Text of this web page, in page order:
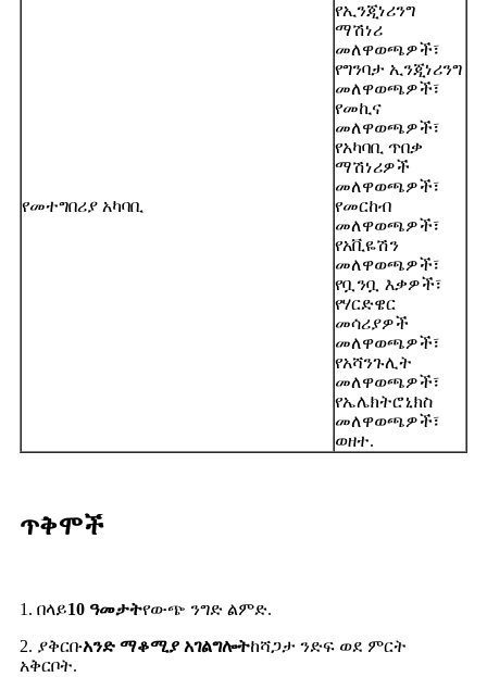
የመተግበሪያ አካባቢ
የኢንጂነሪንግ
ማሽነሪ
መለዋወጫዎች፣
የግንባታ ኢንጂነሪንግ
መለዋወጫዎች፣
የመኪና
መለዋወጫዎች፣
የአካባቢ ጥበቃ
ማሽነሪዎች
መለዋወጫዎች፣
የመርከብ
መለዋወጫዎች፣
የአቪዬሽን
መለዋወጫዎች፣
የቧንቧ እቃዎች፣
የሃርድዌር
መሳሪያዎች
መለዋወጫዎች፣
የአሻንጉሊት
መለዋወጫዎች፣
የኤሌክትሮኒክስ
መለዋወጫዎች፣
ወዘተ.
ጥቅሞች
1. በላይ10 ዓመታትየውጭ ንግድ ልምድ.
2. ያቅርቡአንድ ማቆሚያ አገልግሎትከሻጋታ ንድፍ ወደ ምርት
አቅርቦት.